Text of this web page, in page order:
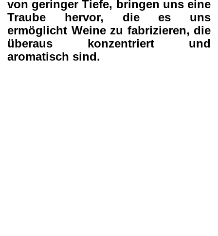
von geringer Tiefe, bringen uns eine
Traube hervor, die es uns
ermöglicht Weine zu fabrizieren, die
überaus konzentriert und
aromatisch sind.